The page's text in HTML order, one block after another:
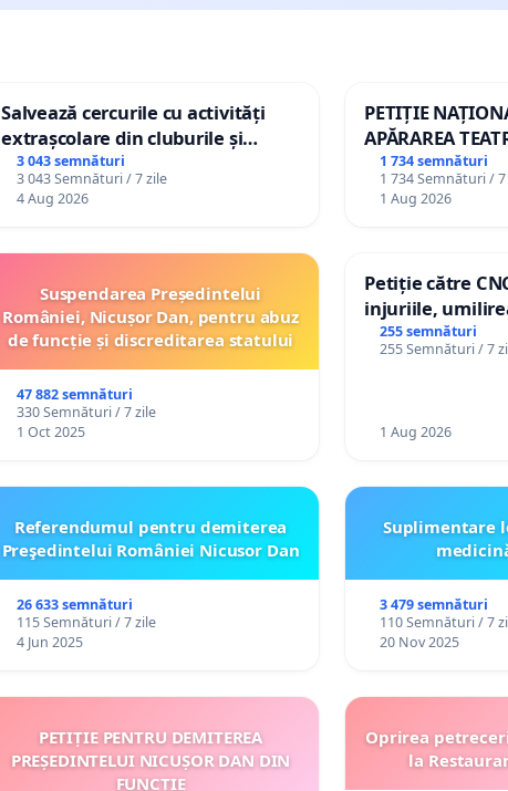
Salvează cercurile cu activități
extrașcolare din cluburile și
palatele copiilor
3 043 semnături
3 043 Semnături / 7 zile
4 Aug 2026
PETIȚIE
APĂRAREA
DE
1 734 semnături
1 734 Semnături / 7
1 Aug 2026
Suspendarea Președintelui
României, Nicușor Dan, pentru abuz
de funcție și discreditarea statului
47 882 semnături
330 Semnături / 7 zile
1 Oct 2025
Petiție către
injuriile,
persoanelor cu
către
255 semnături
255 Semnături / 7
1 Aug 2026
Referendumul pentru demiterea
Preşedintelui României Nicusor Dan
26 633 semnături
115 Semnături / 7 zile
4 Jun 2025
Suplimentare
3 479 semnături
110 Semnături / 7
20 Nov 2025
PETIȚIE PENTRU DEMITEREA
PREȘEDINTELUI NICUȘOR DAN DIN
FUNCȚIE
Oprirea
la